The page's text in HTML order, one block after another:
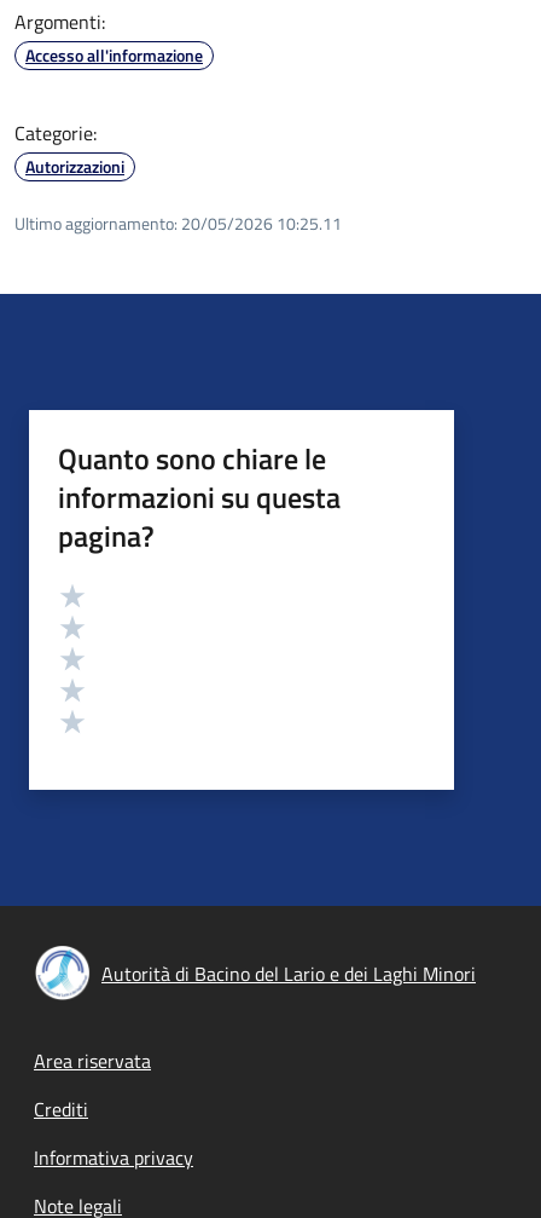
Argomenti:
Accesso all'informazione
Categorie:
Autorizzazioni
Ultimo aggiornamento: 20/05/2026 10:25.11
Quanto sono chiare le
informazioni su questa
pagina?
Valutazione
Autorità di Bacino del Lario e dei Laghi Minori
Footer menu
Area riservata
Crediti
Informativa privacy
Note legali